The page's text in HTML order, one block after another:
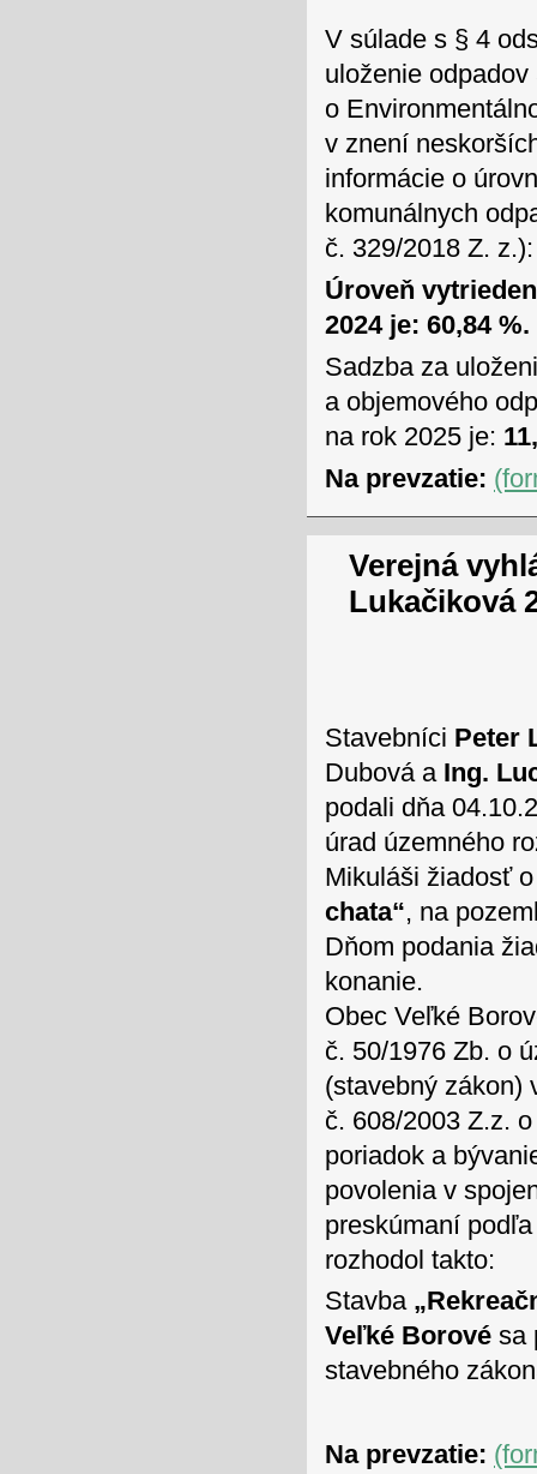
V súlade s § 4
uloženie
o
v znení
informácie o
komunálnych
č. 329/2018 Z. z.):
Úroveň
2024 je: 60,84 %.
Sadzba za
a objemového
na rok 2025 je:
Na prevzatie:
Verejná
Lukačiková
Stavebníci Peter
Dubová a Ing.
podali dňa
úrad územného
Mikuláši žiadosť
chata“, na
Dňom podania
konanie.
Obec Veľké
č. 50/1976 Zb. o
(stavebný zákon)
č. 608/2003 Z.z.
poriadok a
povolenia v
preskúmaní
rozhodol takto:
Stavba
Veľké Borové sa
stavebného
Na prevzatie: